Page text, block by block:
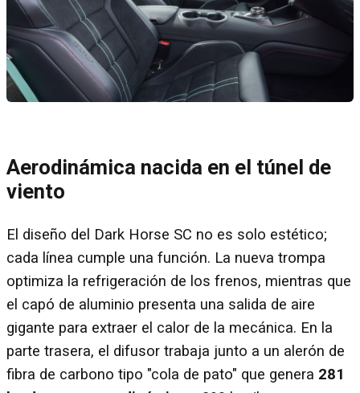
Aerodinámica nacida en el túnel de
viento
El diseño del Dark Horse SC no es solo estético;
cada línea cumple una función. La nueva trompa
optimiza la refrigeración de los frenos, mientras que
el capó de aluminio presenta una salida de aire
gigante para extraer el calor de la mecánica. En la
parte trasera, el difusor trabaja junto a un alerón de
fibra de carbono tipo "cola de pato" que genera 281